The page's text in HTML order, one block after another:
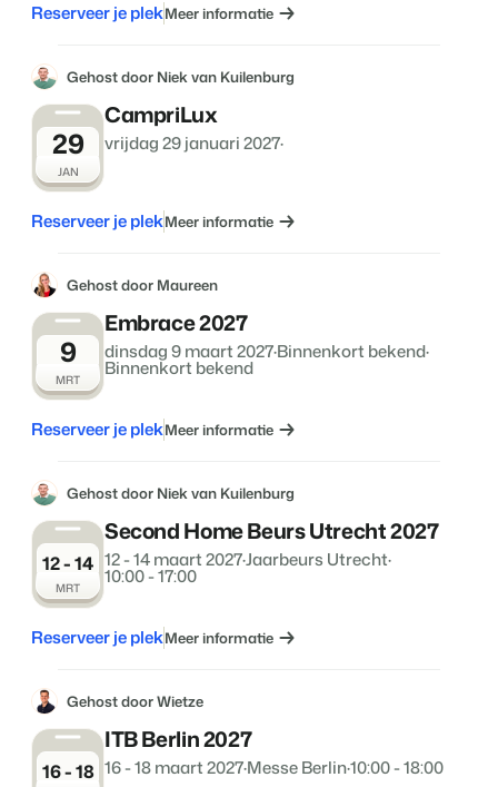
Reserveer je plekMeer informatie
Gehost door Niek van Kuilenburg
29
JAN
CampriLux
vrijdag 29 januari 2027·
Reserveer je plekMeer informatie
Gehost door Maureen
9
MRT
Embrace 2027
dinsdag 9 maart 2027·Binnenkort bekend·
Binnenkort bekend
Reserveer je plekMeer informatie
Gehost door Niek van Kuilenburg
12 - 14
MRT
Second Home Beurs Utrecht 2027
12 - 14 maart 2027·Jaarbeurs Utrecht·
10:00 - 17:00
Reserveer je plekMeer informatie
Gehost door Wietze
16 - 18
ITB Berlin 2027
16 - 18 maart 2027·Messe Berlin·10:00 - 18:00